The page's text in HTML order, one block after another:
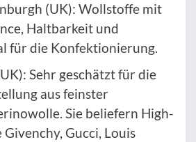
(UK): Wollstoffe mit
Haltbarkeit und
für die Konfektionierung.
Sehr geschätzt für die
aus feinster
Sie beliefern High-
Gucci, Louis